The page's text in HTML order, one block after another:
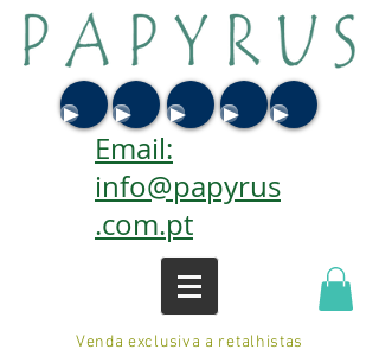
Email:
info@papyrus
.com.pt
Venda exclusiva a retalhistas